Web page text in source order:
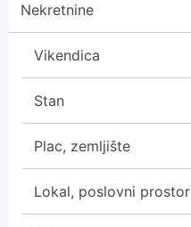
Nekretnine
Vikendica
Stan
Plac, zemljište
Lokal, poslovni prostor